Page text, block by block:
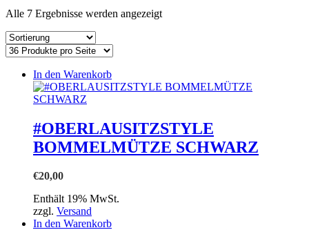
Alle 7 Ergebnisse werden angezeigt
In den Warenkorb
#OBERLAUSITZSTYLE
BOMMELMÜTZE SCHWARZ
€20,00
Enthält 19% MwSt.
zzgl. Versand
In den Warenkorb